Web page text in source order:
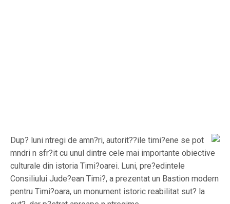
Dup? luni ntregi de amn?ri, autorit??ile timi?ene se pot
mndri n sfr?it cu unul dintre cele mai importante obiective
culturale din istoria Timi?oarei. Luni, pre?edintele
Consiliului Jude?ean Timi?, a prezentat un Bastion modern
pentru Timi?oara, un monument istoric reabilitat sut? la